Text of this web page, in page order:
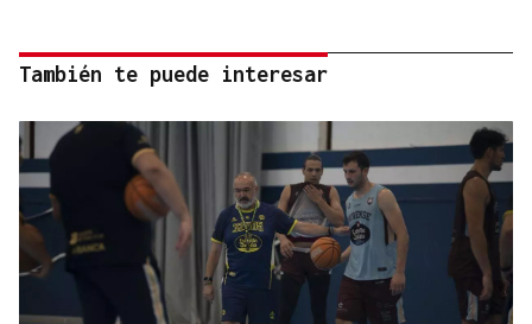
También te puede interesar